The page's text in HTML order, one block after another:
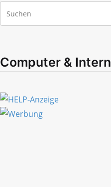
Computer &